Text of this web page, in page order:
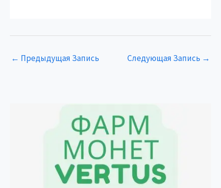
← Предыдущая Запись Следующая Запись →